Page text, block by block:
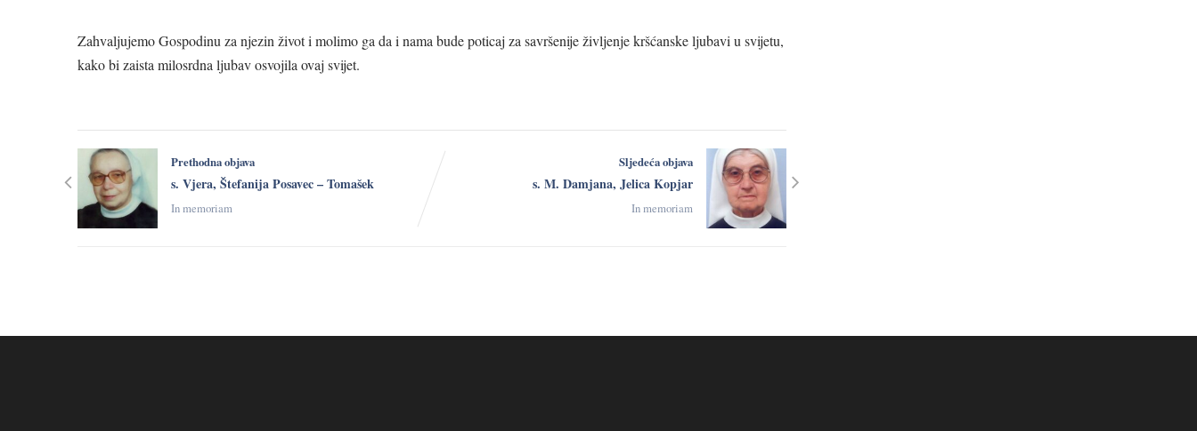
Zahvaljujemo Gospodinu za njezin život i molimo ga da i nama bude poticaj za savršenije življenje kršćanske ljubavi u svijetu,
kako bi zaista milosrdna ljubav osvojila ovaj svijet.
Prethodna objava
s. Vjera, Štefanija Posavec – Tomašek
In memoriam
Sljedeća objava
s. M. Damjana, Jelica Kopjar
In memoriam